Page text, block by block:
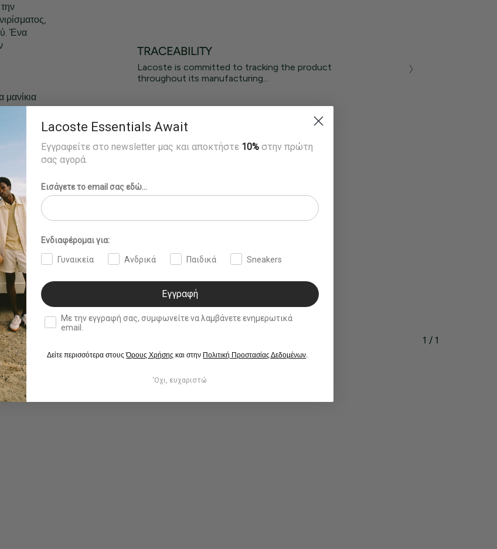
Ένα
μανίκια
4 - M
TRACEABILITY
Lacoste is committed to tracking the product
throughout its manufacturing...
1 / 1
Lacoste Essentials Await
Εγγραφείτε στο newsletter μας και αποκτήστε 10% στην πρώτη
σας αγορά.
Εισάγετε το email σας εδώ...
Ενδιαφέρομαι για:
Γυναικεία Ανδρικά Παιδικά Sneakers
Εγγραφή
double opt in
Με την εγγραφή σας, συμφωνείτε να λαμβάνετε ενημερωτικά
email.
Δείτε περισσότερα στουςΌρους Χρήσης και στην Πολιτική Προστασίας Δεδομένων.
'Οχι, ευχαριστώ